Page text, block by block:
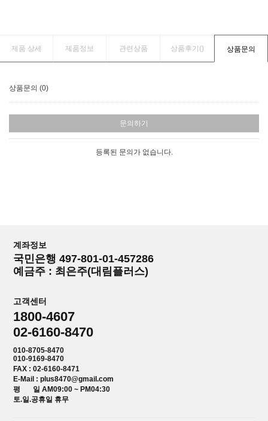
제품 상세 제품정보 관련상품 상품후기() 상품문의
상품문의 (0)
문의하기
등록된 문의가 없습니다.
계좌정보
국민은행 497-801-01-457286
예금주 : 최은주(대림플러스)
고객센터
1800-4607
02-6160-8470
010-8705-8470
010-9169-8470
FAX : 02-6160-8471
E-Mail : plus8470@gmail.com
평 일 AM09:00 ~ PM04:30
토.일.공휴일 휴무